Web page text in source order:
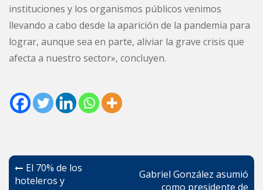
instituciones y los organismos públicos venimos
llevando a cabo desde la aparición de la pandemia para
lograr, aunque sea en parte, aliviar la grave crisis que
afecta a nuestro sector», concluyen.
Navegación
de
El 70% de los
hoteleros y
Gabriel González asumió
como presidente de